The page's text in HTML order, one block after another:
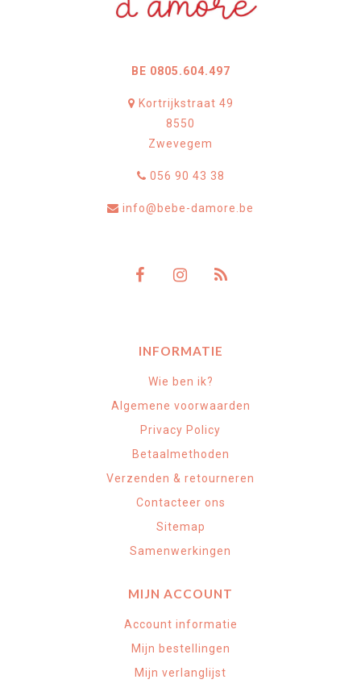
BE 0805.604.497
Kortrijkstraat 49
8550
Zwevegem
056 90 43 38
info@bebe-damore.be
INFORMATIE
Wie ben ik?
Algemene voorwaarden
Privacy Policy
Betaalmethoden
Verzenden & retourneren
Contacteer ons
Sitemap
Samenwerkingen
MIJN ACCOUNT
Account informatie
Mijn bestellingen
Mijn verlanglijst